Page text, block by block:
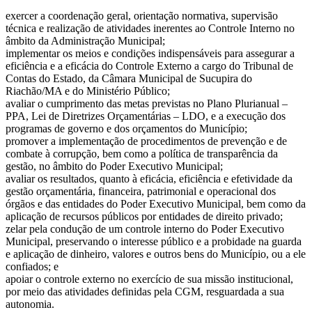
exercer a coordenação geral, orientação normativa, supervisão
técnica e realização de atividades inerentes ao Controle Interno no
âmbito da Administração Municipal;
implementar os meios e condições indispensáveis para assegurar a
eficiência e a eficácia do Controle Externo a cargo do Tribunal de
Contas do Estado, da Câmara Municipal de Sucupira do
Riachão/MA e do Ministério Público;
avaliar o cumprimento das metas previstas no Plano Plurianual –
PPA, Lei de Diretrizes Orçamentárias – LDO, e a execução dos
programas de governo e dos orçamentos do Município;
promover a implementação de procedimentos de prevenção e de
combate à corrupção, bem como a política de transparência da
gestão, no âmbito do Poder Executivo Municipal;
avaliar os resultados, quanto à eficácia, eficiência e efetividade da
gestão orçamentária, financeira, patrimonial e operacional dos
órgãos e das entidades do Poder Executivo Municipal, bem como da
aplicação de recursos públicos por entidades de direito privado;
zelar pela condução de um controle interno do Poder Executivo
Municipal, preservando o interesse público e a probidade na guarda
e aplicação de dinheiro, valores e outros bens do Município, ou a ele
confiados; e
apoiar o controle externo no exercício de sua missão institucional,
por meio das atividades definidas pela CGM, resguardada a sua
autonomia.